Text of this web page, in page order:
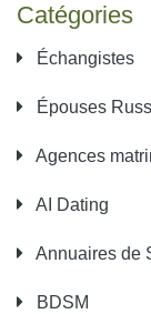
Catégories
Échangistes
Épouses
Agences
AI Dating
Annuaires de
BDSM